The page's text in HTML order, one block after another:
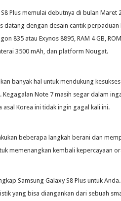
Plus memulai debutnya di bulan
datang dengan desain cantik
835 atau Exynos 8895, RAM 4 GB,
3500 mAh, dan platform Nougat.
banyak hal untuk mendukung
Kegagalan Note 7 masih segar dalam
asal Korea ini tidak ingin gagal kali ini.
beberapa langkah berani dan
memenangkan kembali kepercayaan
Samsung Galaxy S8 Plus untuk
yang bisa diangankan dari sebuah